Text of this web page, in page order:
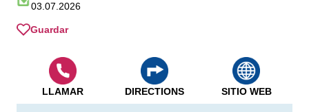
03.07.2026
Guardar
LLAMAR DIRECTIONS SITIO WEB